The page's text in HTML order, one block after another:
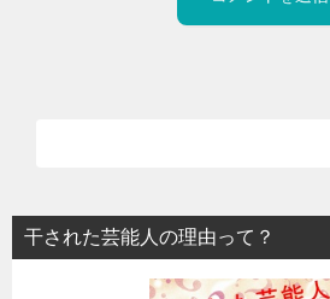
干された芸能人の理由って？